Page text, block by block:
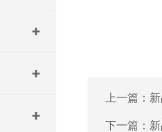
上一篇：
下一篇：